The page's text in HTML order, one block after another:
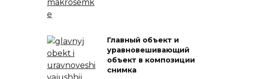
Главный объект и
уравновешивающий
объект в композиции
снимка